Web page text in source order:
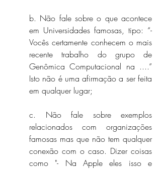
b. Não fale sobre o que acontece
em Universidades famosas, tipo: “-
Vocês certamente conhecem o mais
recente trabalho do grupo de
Genômica Computacional na ....”
Isto não é uma afirmação a ser feita
em qualquer lugar;
c. Não fale sobre exemplos
relacionados com organizações
famosas mas que não tem qualquer
conexão com o caso. Dizer coisas
como "- Na Apple eles isso e